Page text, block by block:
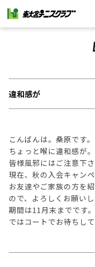
違和感が
こんばんは。桑原です。
ちょっと喉に違和感が。
皆様風邪にはご注意下さ
現在、秋の入会キャン
お友達やご家族の方を
ので、よろしくお願いし
期間は11月末までです。
ではコートでお待ちして